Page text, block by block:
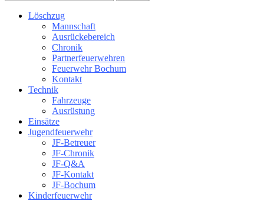
Löschzug
Mannschaft
Ausrückebereich
Chronik
Partnerfeuerwehren
Feuerwehr Bochum
Kontakt
Technik
Fahrzeuge
Ausrüstung
Einsätze
Jugendfeuerwehr
JF-Betreuer
JF-Chronik
JF-Q&A
JF-Kontakt
JF-Bochum
Kinderfeuerwehr